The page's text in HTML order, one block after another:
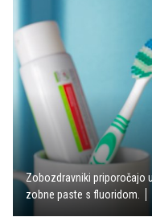
Zobozdravniki priporočajo
zobne paste s fluoridom.